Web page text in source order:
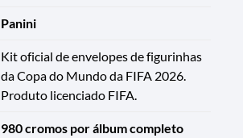
Panini
Kit oficial de envelopes de figurinhas
da Copa do Mundo da FIFA 2026.
Produto licenciado FIFA.
980 cromos por álbum completo